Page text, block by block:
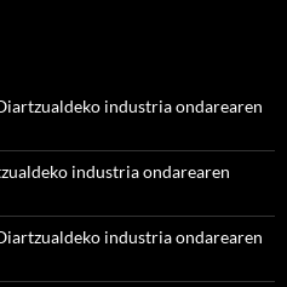
industria ondarearen
industria ondarearen
industria ondarearen